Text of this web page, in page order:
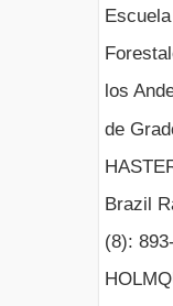
los
de
Brazil
(8):